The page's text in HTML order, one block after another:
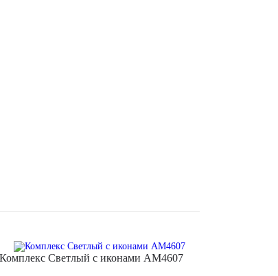
Комплекс Светлый с иконами AM4607